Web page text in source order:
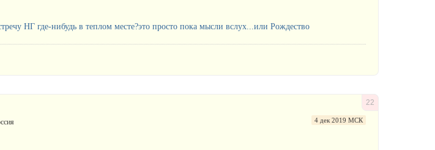
НГ где-нибудь в теплом месте?это просто пока мысли вслух...или Рождество
22
4 дек 2019 МСК